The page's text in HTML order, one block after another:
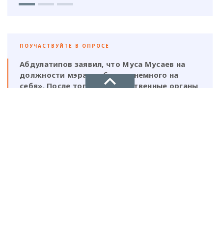
ПОУЧАСТВУЙТЕ В ОПРОСЕ
Абдулатипов заявил, что Муса Мусаев на
должности мэра «работает немного на
себя». После того, как следственные органы